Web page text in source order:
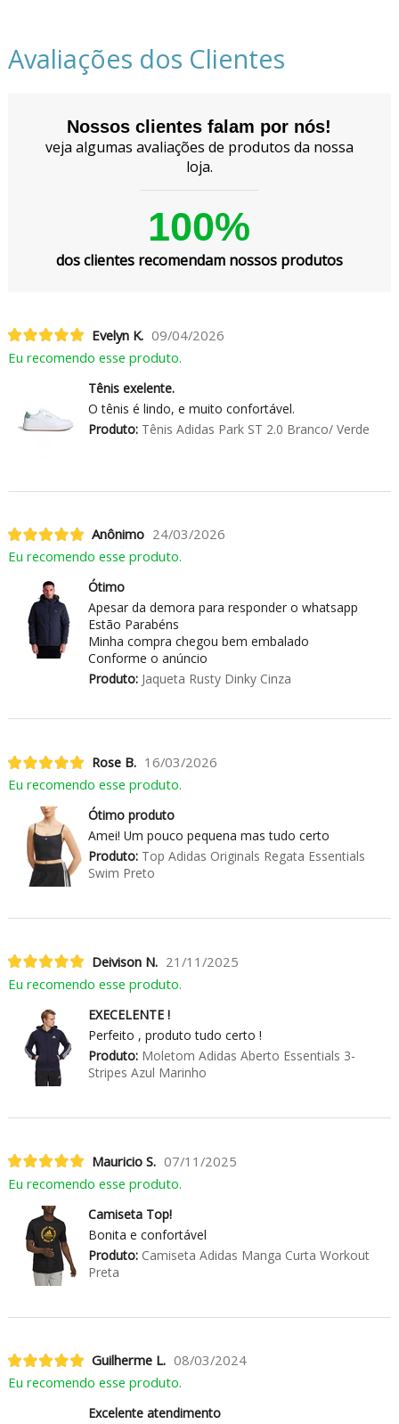
Avaliações dos Clientes
Nossos clientes falam por nós!
veja algumas avaliações de produtos da nossa
loja.
100%
dos clientes recomendam nossos produtos
Evelyn K. 09/04/2026
Eu recomendo esse produto.
Tênis exelente.
O tênis é lindo, e muito confortável.
Produto:Tênis Adidas Park ST 2.0 Branco/ Verde
Anônimo 24/03/2026
Eu recomendo esse produto.
Ótimo
Apesar da demora para responder o whatsapp
Estão Parabéns
Minha compra chegou bem embalado
Conforme o anúncio
Produto:Jaqueta Rusty Dinky Cinza
Rose B. 16/03/2026
Eu recomendo esse produto.
Ótimo produto
Amei! Um pouco pequena mas tudo certo
Produto:Top Adidas Originals Regata Essentials
Swim Preto
Deivison N. 21/11/2025
Eu recomendo esse produto.
EXECELENTE !
Perfeito , produto tudo certo !
Produto:Moletom Adidas Aberto Essentials 3-
Stripes Azul Marinho
Mauricio S. 07/11/2025
Eu recomendo esse produto.
Camiseta Top!
Bonita e confortável
Produto:Camiseta Adidas Manga Curta Workout
Preta
Guilherme L. 08/03/2024
Eu recomendo esse produto.
Excelente atendimento